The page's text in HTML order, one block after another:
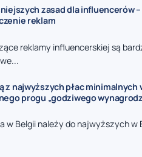
zasad dla influencerów
reklam
reklamy influencerskiej są
z najwyższych płac minimalnych
progu „godziwego
w Belgii należy do najwyższych w